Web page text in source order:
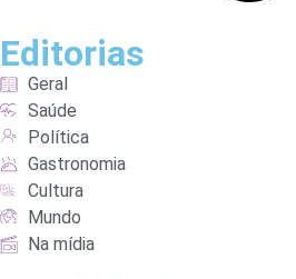
Editorias
Geral
Saúde
Política
Gastronomia
Cultura
Mundo
Na mídia